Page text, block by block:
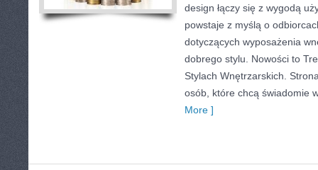
design łączy się z wygodą
powstaje z myślą o
dotyczących wyposażenia
dobrego stylu. Nowości to
Stylach Wnętrzarskich.
osób, które chcą świadomie
More ]